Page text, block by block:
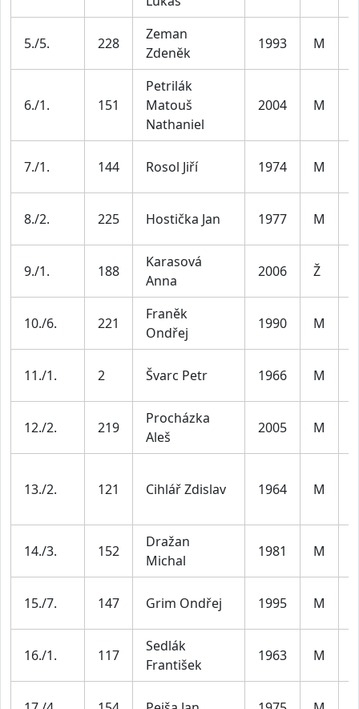
5./5. 228
Zeman
Zdeněk
1993 M
6./1. 151
Petrilák
Matouš
Nathaniel
2004 M
7./1. 144 Rosol Jiří 1974 M
8./2. 225 Hostička Jan 1977 M
9./1. 188
Karasová
Anna
2006 Ž
10./6. 221
Franěk
Ondřej
1990 M
11./1. 2 Švarc Petr 1966 M
12./2. 219
Procházka
Aleš
2005 M
13./2. 121 Cihlář Zdislav 1964 M
14./3. 152
Dražan
Michal
1981 M
15./7. 147 Grim Ondřej 1995 M
16./1. 117
Sedlák
František
1963 M